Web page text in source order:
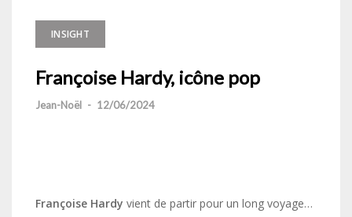
INSIGHT
Françoise Hardy, icône pop
Jean-Noël - 12/06/2024
Françoise Hardy vient de partir pour un long voyage…